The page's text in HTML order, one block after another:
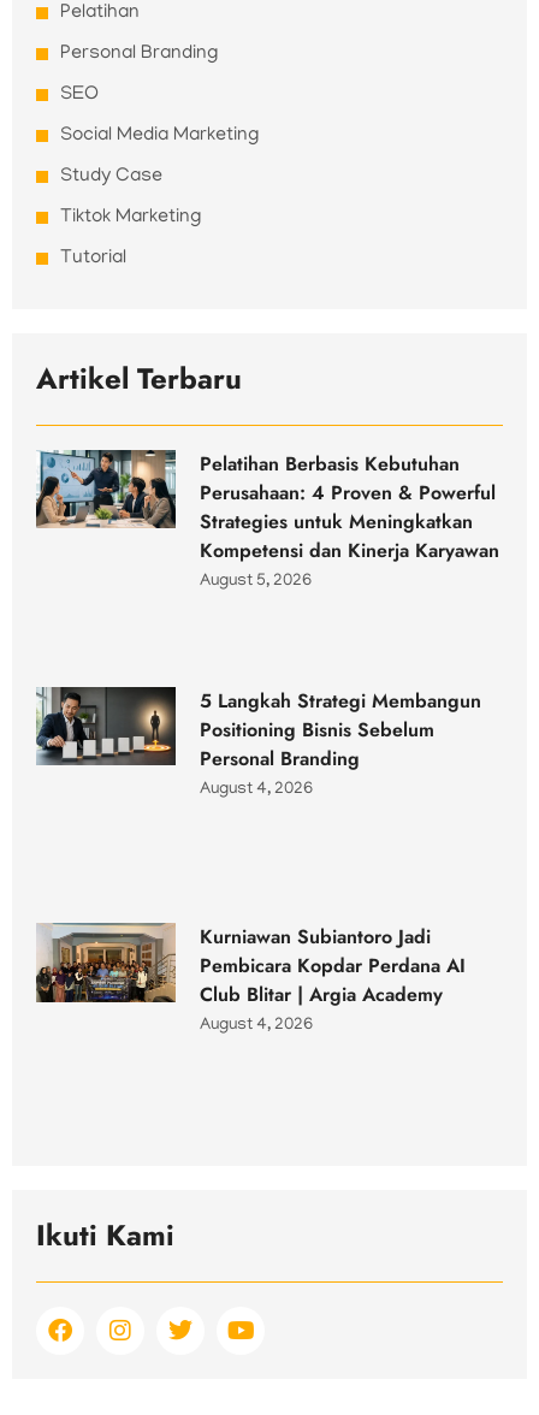
Pelatihan
Personal Branding
SEO
Social Media Marketing
Study Case
Tiktok Marketing
Tutorial
Artikel Terbaru
Pelatihan Berbasis Kebutuhan
Perusahaan: 4 Proven & Powerful
Strategies untuk Meningkatkan
Kompetensi dan Kinerja Karyawan
August 5, 2026
5 Langkah Strategi Membangun
Positioning Bisnis Sebelum
Personal Branding
August 4, 2026
Kurniawan Subiantoro Jadi
Pembicara Kopdar Perdana AI
Club Blitar | Argia Academy
August 4, 2026
Ikuti Kami
F
a
I
n
T
w
Y
o